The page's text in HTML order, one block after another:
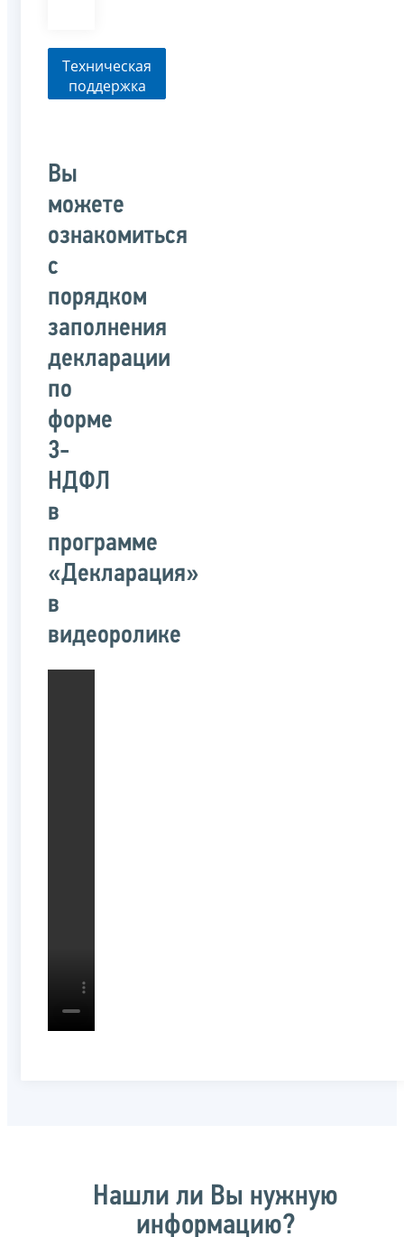
Техническая
поддержка
Вы
можете
ознакомиться
с
порядком
заполнения
декларации
по
форме
3-
НДФЛ
в
программе
«Декларация»
в
видеоролике
Нашли ли Вы нужную
информацию?